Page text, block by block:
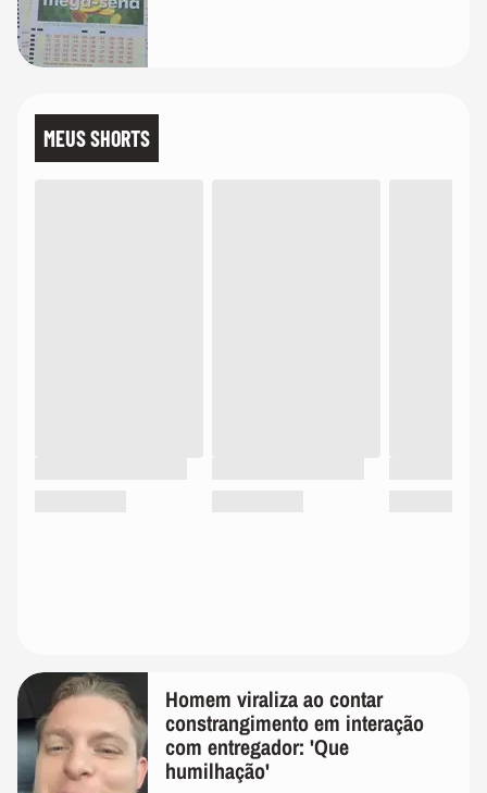
MEUS SHORTS
Homem viraliza ao contar
constrangimento em interação
com entregador: 'Que
humilhação'